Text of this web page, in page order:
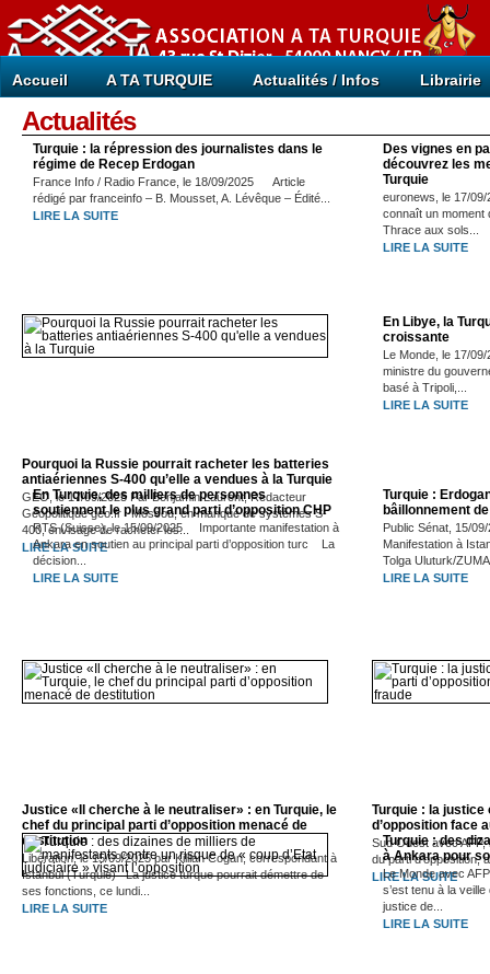
Accueil A TA TURQUIE Actualités / Infos Librairie
Actualités
Turquie : la répression des journalistes dans le
régime de Recep Erdogan
France Info / Radio France, le 18/09/2025 Article
rédigé par franceinfo – B. Mousset, A. Lévêque – Édité...
LIRE LA SUITE
Des vignes en
découvrez les
Turquie
euronews, le 17/
connaît un moment
Thrace aux sols...
LIRE LA SUITE
Pourquoi la Russie pourrait racheter les batteries
antiaériennes S-400 qu’elle a vendues à la Turquie
GEO, le 17/09/2025 Par Benjamin Laurent, Rédacteur
Géopolitique geo.fr Moscou, en manque de systèmes S-
400, envisage de racheter les...
LIRE LA SUITE
En Libye, la
croissante
Le Monde, le 17/
ministre du
basé à Tripoli,...
LIRE LA SUITE
En Turquie, des milliers de personnes
soutiennent le plus grand parti d’opposition CHP
RTS (Suisse), le 15/09/2025 Importante manifestation à
Ankara en soutien au principal parti d’opposition turc La
décision...
LIRE LA SUITE
Turquie :
bâillonnement
Public Sénat, 15/
Manifestation à
Tolga Uluturk/
LIRE LA SUITE
Justice «Il cherche à le neutraliser» : en Turquie, le
chef du principal parti d’opposition menacé de
destitution
Libération, le 15/09/2025 par Killian Cogan, correspondant à
Istanbul (Turquie) La justice turque pourrait démettre de
ses fonctions, ce lundi...
LIRE LA SUITE
Turquie : la
d’opposition face
Sud Ouest avec
du parti d’opposition,
LIRE LA SUITE
Turquie : des
à Ankara pour
Le Monde avec
s’est tenu à la
justice de...
LIRE LA SUITE